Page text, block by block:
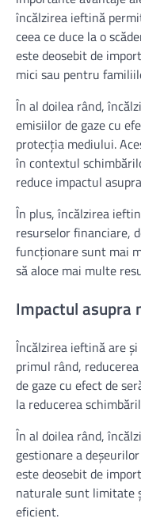
încălzirea ieftină
ceea ce duce la o
este deosebit de
mici sau pentru
În al doilea rând,
emisiilor de gaze cu
protecția mediului.
în contextul
reduce impactul
În plus, încălzirea
resurselor financiare,
funcționare sunt mai
să aloce mai multe
Impactul asupra
Încălzirea ieftină are
primul rând,
de gaze cu efect de
la reducerea
În al doilea rând,
gestionare a
este deosebit de
naturale sunt limitate
eficient.